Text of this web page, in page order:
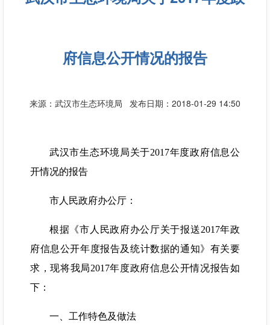
府信息公开情况的报告
来源：武汉市生态环境局 发布日期：2018-01-29 14:50
武汉市生态环境局关于2017年度政府信息公
开情况的报告
市人民政府办公厅：
根据《市人民政府办公厅关于报送2017年政
府信息公开年度报告及统计数据的通知》有关要
求，现将我局2017年度政府信息公开情况报告如
下：
一、工作特色及做法